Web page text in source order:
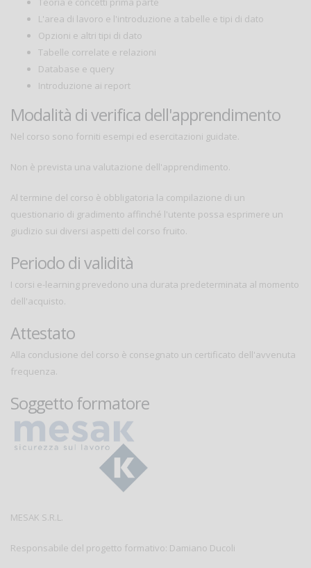
L'area di lavoro e l'introduzione a tabelle e tipi di dato
Opzioni e altri tipi di dato
Tabelle correlate e relazioni
Database e query
Introduzione ai report
Modalità di verifica dell'apprendimento
Nel corso sono forniti esempi ed esercitazioni guidate.
Non è prevista una valutazione dell'apprendimento.
Al termine del corso è obbligatoria la compilazione di un
questionario di gradimento affinché l'utente possa esprimere un
giudizio sui diversi aspetti del corso fruito.
Periodo di validità
I corsi e-learning prevedono una durata predeterminata al momento
dell'acquisto.
Attestato
Alla conclusione del corso è consegnato un certificato dell'avvenuta
frequenza.
Soggetto formatore
MESAK S.R.L.
Responsabile del progetto formativo: Damiano Ducoli